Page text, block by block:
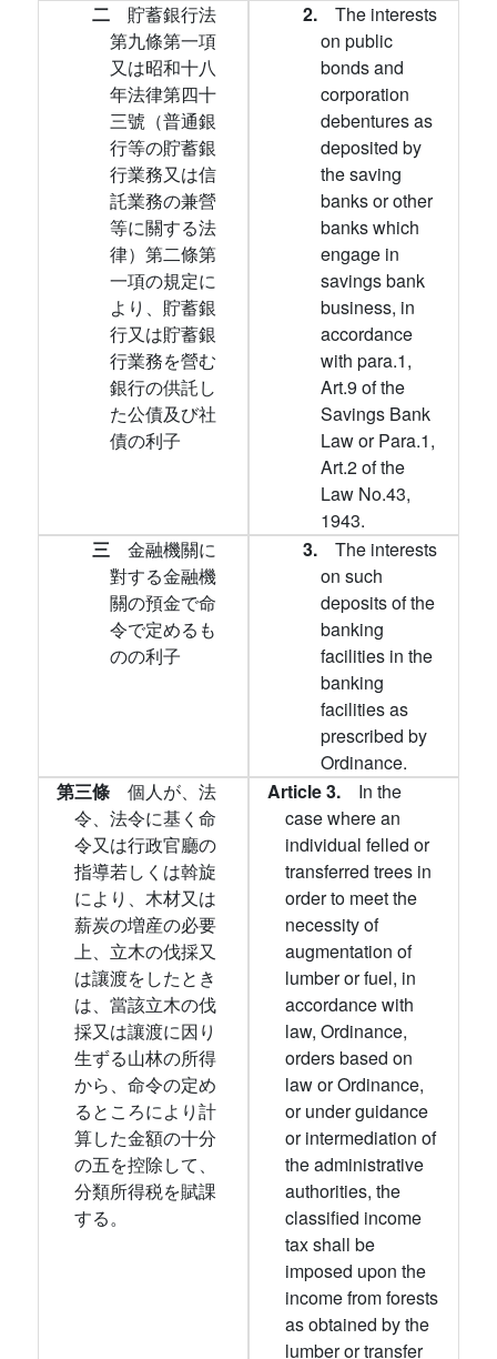
二 貯蓄銀行法
第九條第一項
又は昭和十八
年法律第四十
三號（普通銀
行等の貯蓄銀
行業務又は信
託業務の兼營
等に關する法
律）第二條第
一項の規定に
より、貯蓄銀
行又は貯蓄銀
行業務を營む
銀行の供託し
た公債及び社
債の利子
2. The interests
on public
bonds and
corporation
debentures as
deposited by
the saving
banks or other
banks which
engage in
savings bank
business, in
accordance
with para.1,
Art.9 of the
Savings Bank
Law or Para.1,
Art.2 of the
Law No.43,
1943.
三 金融機關に
對する金融機
關の預金で命
令で定めるも
のの利子
3. The interests
on such
deposits of the
banking
facilities in the
banking
facilities as
prescribed by
Ordinance.
第三條 個人が、法
令、法令に基く命
令又は行政官廳の
指導若しくは斡旋
により、木材又は
薪炭の増産の必要
上、立木の伐採又
は讓渡をしたとき
は、當該立木の伐
採又は讓渡に因り
生ずる山林の所得
から、命令の定め
るところにより計
算した金額の十分
の五を控除して、
分類所得税を賦課
する。
Article 3. In the
case where an
individual felled or
transferred trees in
order to meet the
necessity of
augmentation of
lumber or fuel, in
accordance with
law, Ordinance,
orders based on
law or Ordinance,
or under guidance
or intermediation of
the administrative
authorities, the
classified income
tax shall be
imposed upon the
income from forests
as obtained by the
lumber or transfer